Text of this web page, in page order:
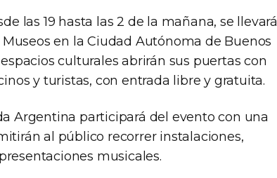
las 19 hasta las 2 de la mañana, se llevará
en la Ciudad Autónoma de Buenos
culturales abrirán sus puertas con
y turistas, con entrada libre y gratuita.
Argentina participará del evento con una
al público recorrer instalaciones,
musicales.